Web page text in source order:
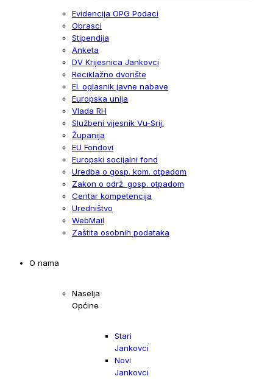
Evidencija OPG Podaci
Obrasci
Stipendija
Anketa
DV Krijesnica Jankovci
Reciklažno dvorište
El. oglasnik javne nabave
Europska unija
Vlada RH
Službeni vijesnik Vu-Srij.
Županija
EU Fondovi
Europski socijalni fond
Uredba o gosp. kom. otpadom
Zakon o održ. gosp. otpadom
Centar kompetencija
Uredništvo
WebMail
Zaštita osobnih podataka
O nama
Naselja
Općine
Stari
Jankovci
Novi
Jankovci